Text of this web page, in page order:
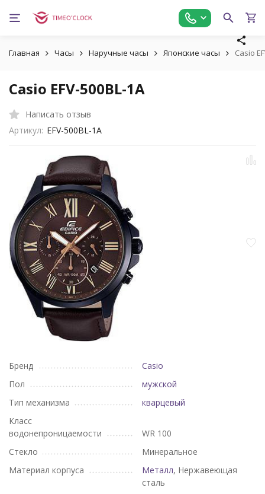
Главная Часы Наручные часы Японские часы Casio
Casio EFV-500BL-1A
Написать отзыв
Артикул: EFV-500BL-1A
Бренд
Casio
Пол
мужской
Тип механизма
кварцевый
Класс
водонепроницаемости
WR 100
Стекло
Минеральное
Материал корпуса
Металл, Нержавеющая
сталь